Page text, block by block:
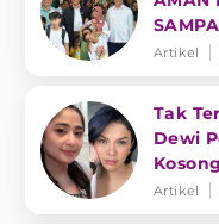
Artikel
Tak
Dewi
Artikel